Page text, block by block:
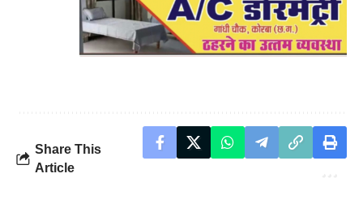
Share This
Article